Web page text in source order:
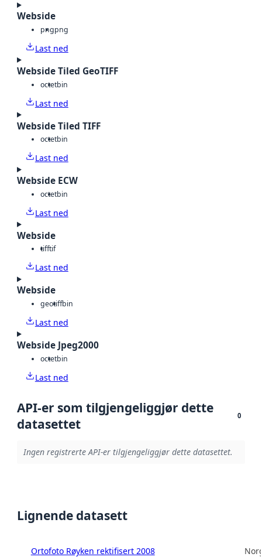
Webside
pngpng
Last ned
Webside Tiled GeoTIFF
octetbin
Last ned
Webside Tiled TIFF
octetbin
Last ned
Webside ECW
octetbin
Last ned
Webside
tifftif
Last ned
Webside
geotiffbin
Last ned
Webside Jpeg2000
octetbin
Last ned
API-er som tilgjengeliggjør dette
datasettet
0
Ingen registrerte API-er tilgjengeliggjør dette datasettet.
Lignende datasett
Ortofoto Røyken rektifisert 2008